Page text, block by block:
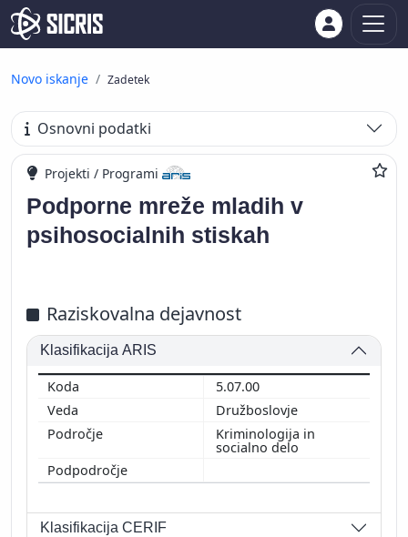
Novo iskanje Zadetek
Osnovni podatki
Projekti / Programi
Podporne mreže mladih v
psihosocialnih stiskah
Raziskovalna dejavnost
Klasifikacija ARIS
5.07.00
Družboslovje
Kriminologija in
socialno delo
Klasifikacija CERIF